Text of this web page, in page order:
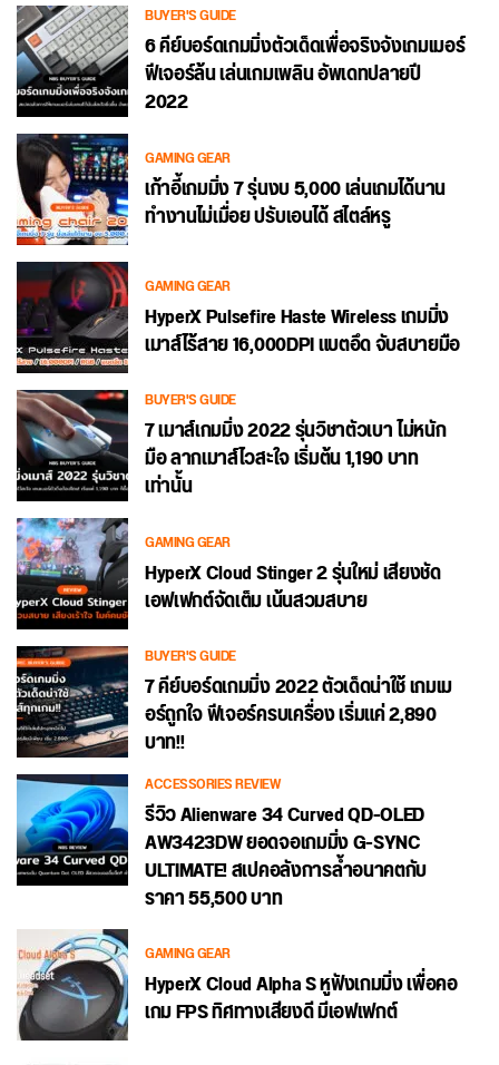
BUYER'S GUIDE
6 คีย์บอร์ดเกมมิ่งตัวเด็ดเพื่อจริงจังเกมเมอร์
ฟีเจอร์ล้น เล่นเกมเพลิน อัพเดทปลายปี
2022
GAMING GEAR
เก้าอี้เกมมิ่ง 7 รุ่นงบ 5,000 เล่นเกมได้นาน
ทำงานไม่เมื่อย ปรับเอนได้ สไตล์หรู
GAMING GEAR
HyperX Pulsefire Haste Wireless เกมมิ่ง
เมาส์ไร้สาย 16,000DPI แบตอึด จับสบายมือ
BUYER'S GUIDE
7 เมาส์เกมมิ่ง 2022 รุ่นวิชาตัวเบา ไม่หนัก
มือ ลากเมาส์ไวสะใจ เริ่มต้น 1,190 บาท
เท่านั้น
GAMING GEAR
HyperX Cloud Stinger 2 รุ่นใหม่ เสียงชัด
เอฟเฟกต์จัดเต็ม เน้นสวมสบาย
BUYER'S GUIDE
7 คีย์บอร์ดเกมมิ่ง 2022 ตัวเด็ดน่าใช้ เกมเม
อร์ถูกใจ ฟีเจอร์ครบเครื่อง เริ่มแค่ 2,890
บาท!!
ACCESSORIES REVIEW
รีวิว Alienware 34 Curved QD-OLED
AW3423DW ยอดจอเกมมิ่ง G-SYNC
ULTIMATE! สเปคอลังการล้ำอนาคตกับ
ราคา 55,500 บาท
GAMING GEAR
HyperX Cloud Alpha S หูฟังเกมมิ่ง เพื่อคอ
เกม FPS ทิศทางเสียงดี มีเอฟเฟกต์